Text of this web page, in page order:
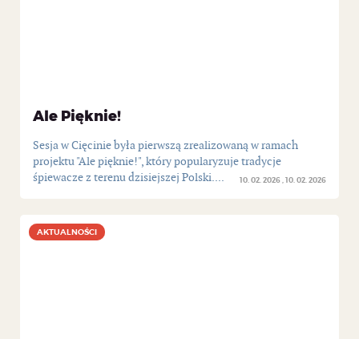
Ale Pięknie!
10. 02. 2026 10. 02. 2026
Sesja w Cięcinie była pierwszą zrealizowaną w ramach
projektu "Ale pięknie!", który popularyzuje tradycje
śpiewacze z terenu dzisiejszej Polski....
AKTUALNOŚCI
AKTUALNOŚCI